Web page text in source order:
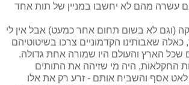
עשרה מהם לא יחשבו במניין של תות אחד
(וגם לא בשום תחום אחר כמעט) אבל אין לי
שאבותינו הקדמוניים צרכו בשיטוטיהם
שכל הארץ והעולם היו שמורה אחת גדולה.
החקלאות, היה מי שזיהה את התותים
לאט אסף והשביח אותם - זרע רק את אלו